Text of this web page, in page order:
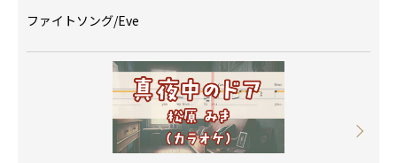
ファイトソング/Eve